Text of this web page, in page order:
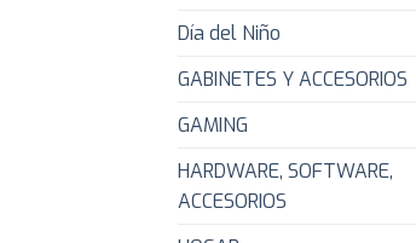
Día del Niño
GABINETES Y ACCESORIOS
GAMING
HARDWARE, SOFTWARE,
ACCESORIOS